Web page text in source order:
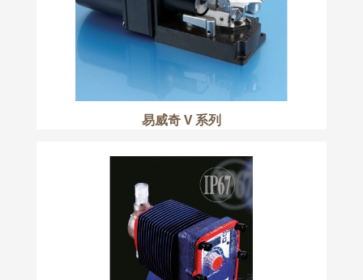
易威奇 V 系列
易威奇 EK 系列
更多